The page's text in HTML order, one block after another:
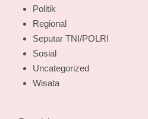
Politik
Regional
Seputar TNI/POLRI
Sosial
Uncategorized
Wisata